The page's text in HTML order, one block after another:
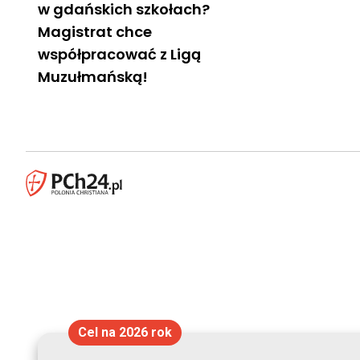
w gdańskich szkołach?
Magistrat chce
współpracować z Ligą
Muzułmańską!
Cel na 2026 rok